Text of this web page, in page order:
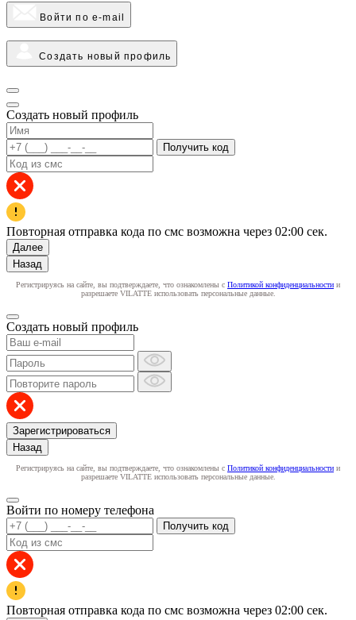
Войти по e-mail
Создать новый профиль
Создать новый профиль
Получить код
Повторная отправка кода по смс возможна через 02:00 сек.
Далее
Назад
Регистрируясь на сайте, вы подтверждаете, что ознакомлены с Политикой конфиденциальности и
разрешаете VILATTE использовать персональные данные.
Создать новый профиль
Зарегистрироваться
Назад
Регистрируясь на сайте, вы подтверждаете, что ознакомлены с Политикой конфиденциальности и
разрешаете VILATTE использовать персональные данные.
Войти по номеру телефона
Получить код
Повторная отправка кода по смс возможна через 02:00 сек.